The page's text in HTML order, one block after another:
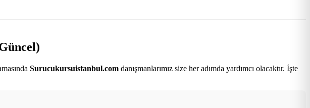
Surucukursuistanbul.com danışmanlarımız size her adımda yardımcı olacaktır. İşte